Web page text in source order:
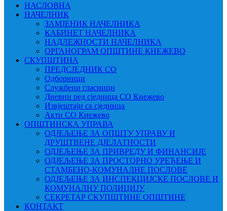
НАСЛОВНА
НАЧЕЛНИК
ЗАМЈЕНИК НАЧЕЛНИКА
КАБИНЕТ НАЧЕЛНИКА
НАДЛЕЖНОСТИ НАЧЕЛНИКА
ОРГАНОГРАМ ОПШТИНЕ КНЕЖЕВО
СКУПШТИНА
ПРЕДСЈЕДНИК СО
Одборници
Службени гласници
Дневни ред сједница СО Кнежево
Извјештаји са сједница
Акти СО Кнежево
ОПШТИНСКА УПРАВА
ОДЈЕЉЕЊЕ ЗА ОПШТУ УПРАВУ И
ДРУШТВЕНЕ ДЈЕЛАТНОСТИ
ОДЈЕЉЕЊЕ ЗА ПРИВРЕДУ И ФИНАНСИЈЕ
ОДЈЕЉЕЊЕ ЗА ПРОСТОРНО УРЕЂЕЊЕ И
СТАМБЕНО-КОМУНАЛНЕ ПОСЛОВЕ
ОДЈЕЉЕЊЕ ЗА ИНСПЕКЦИЈСКЕ ПОСЛОВЕ И
КОМУНАЛНУ ПОЛИЦИЈУ
СЕКРЕТАР СКУПШТИНЕ ОПШТИНЕ
КОНТАКТ